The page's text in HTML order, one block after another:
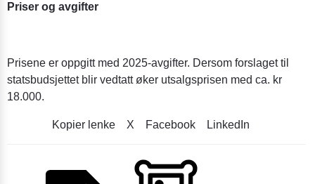
Priser og avgifter
Prisene er oppgitt med 2025-avgifter. Dersom forslaget til
statsbudsjettet blir vedtatt øker utsalgsprisen med ca. kr
18.000.
Kopier lenke X Facebook LinkedIn